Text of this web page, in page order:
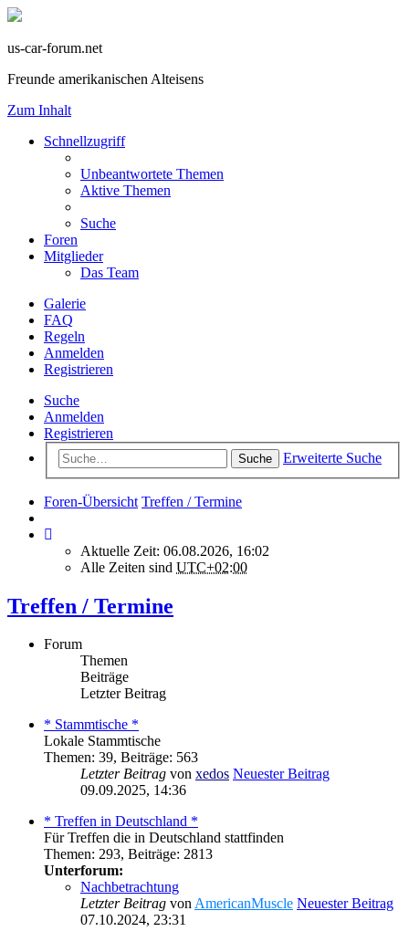
us-car-forum.net
Freunde amerikanischen Alteisens
Zum Inhalt
Schnellzugriff
Unbeantwortete Themen
Aktive Themen
Suche
Foren
Mitglieder
Das Team
Galerie
FAQ
Regeln
Anmelden
Registrieren
Suche
Anmelden
Registrieren
Suche Erweiterte Suche
Foren-Übersicht Treffen / Termine
Aktuelle Zeit: 06.08.2026, 16:02
Alle Zeiten sind UTC+02:00
Treffen / Termine
Forum
Themen
Beiträge
Letzter Beitrag
* Stammtische *
Lokale Stammtische
Themen: 39, Beiträge: 563
Letzter Beitrag von xedos Neuester Beitrag
09.09.2025, 14:36
* Treffen in Deutschland *
Für Treffen die in Deutschland stattfinden
Themen: 293, Beiträge: 2813
Unterforum:
Nachbetrachtung
Letzter Beitrag vonAmericanMuscle Neuester Beitrag
07.10.2024, 23:31